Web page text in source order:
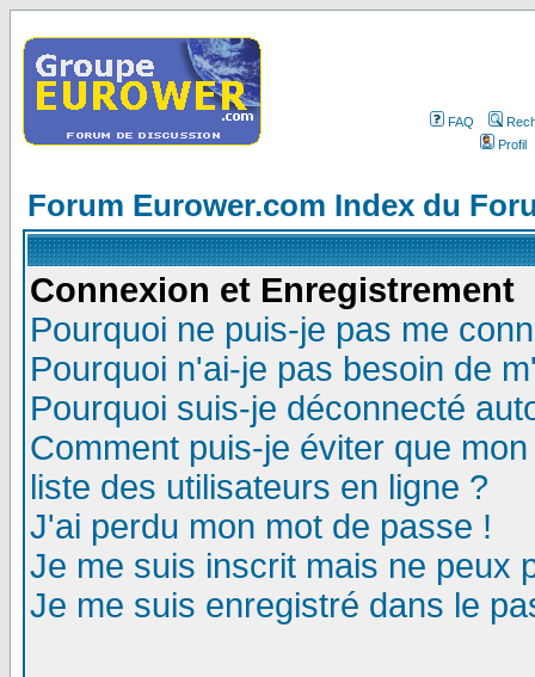
FAQ
Profil
Forum Eurower.com Index du
Connexion et Enregistrement
Pourquoi ne puis-je pas me
Pourquoi n'ai-je pas besoin de
Pourquoi suis-je déconnecté
Comment puis-je éviter que
liste des utilisateurs en ligne ?
J'ai perdu mon mot de passe !
Je me suis inscrit mais ne peux
Je me suis enregistré dans le